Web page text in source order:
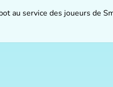
au service des joueurs de